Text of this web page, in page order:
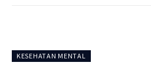
KESEHATAN MENTAL